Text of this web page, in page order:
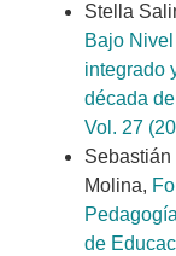
Stella
Bajo
integrado
década
Vol. 27
Sebastián
Molina,
de